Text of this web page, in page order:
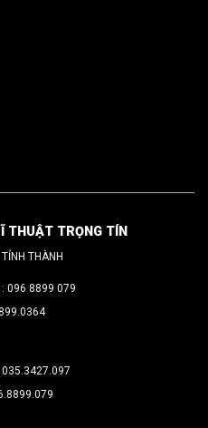
THUẬT TRỌNG TÍN
THÀNH
096 8899 079
035.3427.097